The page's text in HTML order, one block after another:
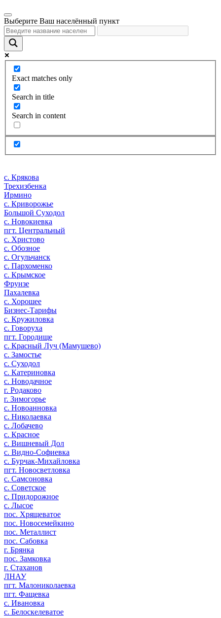
Выберите Ваш населённый пункт
Exact matches only
Search in title
Search in content
с. Крякова
Трехизбенка
Ирмино
с. Криворожье
Большой Суходол
с. Новокиевка
пгт. Центральный
с. Христово
с. Обозное
с. Огульчанск
с. Пархоменко
с. Крымское
Фрунзе
Пахалевка
с. Хорошее
Бизнес-Тарифы
с. Кружиловка
с. Говоруха
пгт. Городище
с. Красный Луч (Мамушево)
с. Замостье
с. Суходол
с. Катериновка
с. Новодачное
г. Родаково
г. Зимогорье
с. Новоанновка
с. Николаевка
с. Лобачево
с. Красное
с. Вишневый Дол
с. Видно-Софиевка
с. Бурчак-Михайловка
пгт. Новосветловка
с. Самсоновка
с. Советское
с. Придорожное
с. Лысое
пос. Хрящеватое
пос. Новосемейкино
пос. Металлист
пос. Сабовка
г. Брянка
пос. Замковка
г. Стаханов
ЛНАУ
пгт. Малониколаевка
пгт. Фащевка
с. Ивановка
с. Белоскелеватое